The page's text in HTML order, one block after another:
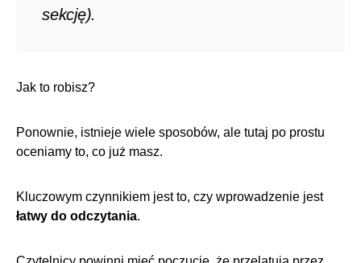
sekcję).
Jak to robisz?
Ponownie, istnieje wiele sposobów, ale tutaj po prostu
oceniamy to, co już masz.
Kluczowym czynnikiem jest to, czy wprowadzenie jest
łatwy do odczytania.